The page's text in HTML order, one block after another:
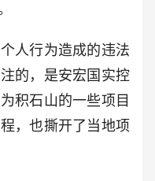
人行为造成的违法
的，是安宏国实控
积石山的一些项目
，也撕开了当地项